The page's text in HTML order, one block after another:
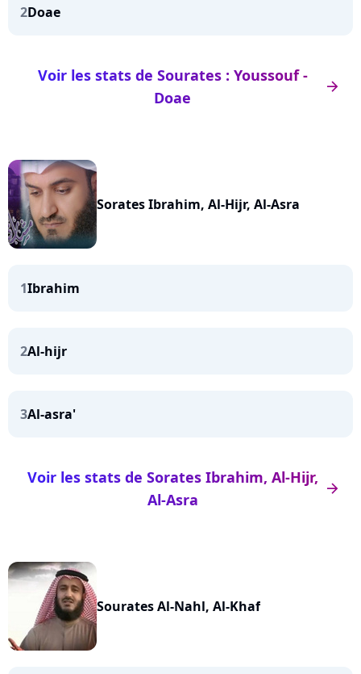
2Doae
arrow_right
Voir les stats de Sourates : Youssouf -
Doae
Sorates Ibrahim, Al-Hijr, Al-Asra
1Ibrahim
2Al-hijr
3Al-asra'
arrow_right
Voir les stats de Sorates Ibrahim, Al-Hijr,
Al-Asra
Sourates Al-Nahl, Al-Khaf